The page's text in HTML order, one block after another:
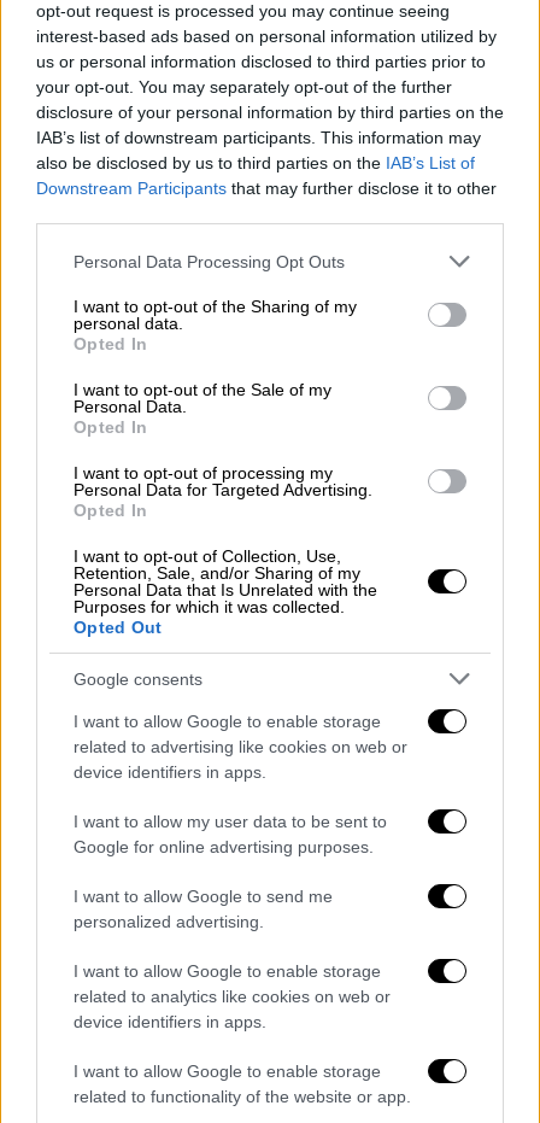
opt-out request is processed you may continue seeing
interest-based ads based on personal information utilized by
us or personal information disclosed to third parties prior to
your opt-out. You may separately opt-out of the further
disclosure of your personal information by third parties on the
IAB’s list of downstream participants. This information may
also be disclosed by us to third parties on the IAB’s List of
Downstream Participants that may further disclose it to other
Please note that this website/app uses one or more Google
not limited to your visit or usage behaviour. You may click to
grant or deny consent to Google and its third-party tags to
use your data for below specified purposes in below Google
consent section.
Personal Data Processing Opt Outs
I want to opt-out of the Sharing of my
personal data.
Opted In
I want to opt-out of the Sale of my
Personal Data.
Opted In
I want to opt-out of processing my
Personal Data for Targeted Advertising.
Opted In
I want to opt-out of Collection, Use,
Retention, Sale, and/or Sharing of my
Personal Data that Is Unrelated with the
Purposes for which it was collected.
Opted Out
Google consents
I want to allow Google to enable storage
related to advertising like cookies on web or
device identifiers in apps.
I want to allow my user data to be sent to
Google for online advertising purposes.
I want to allow Google to send me
personalized advertising.
I want to allow Google to enable storage
related to analytics like cookies on web or
device identifiers in apps.
I want to allow Google to enable storage
related to functionality of the website or app.
Ο ΟΦΗ έχει εξασφαλισμένη παρουσία σε
League Phase
Αθλητισμός|03.08.2026 14:18
Η κλήρωση του ΠΑΟΚ στα playoffs του
Europa League: Με Λέφσκι Σόφιας ή
Καϊράτ ο Δικέφαλος
Ο Δικέφαλος θα πρέπει να ξεπεράσει πρώτα
το εμπόδιο της Άντερλεχτ
Αθλητισμός |03.08.2026 13:10